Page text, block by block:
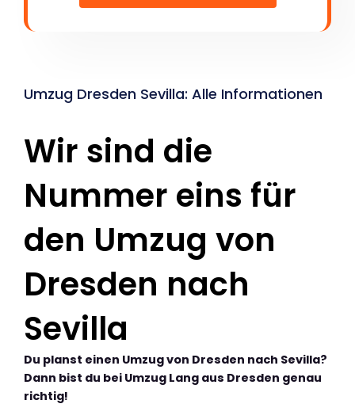
Umzug Dresden Sevilla: Alle Informationen
Wir sind die
Nummer eins für
den Umzug von
Dresden nach
Sevilla
Du planst einen Umzug von Dresden nach Sevilla?
Dann bist du bei Umzug Lang aus Dresden genau
richtig!